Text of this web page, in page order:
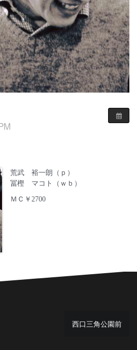
荒武 裕一朗（ｐ）
冨樫 マコト（ｗｂ）
ＭＣ￥2700
西口三角公園前